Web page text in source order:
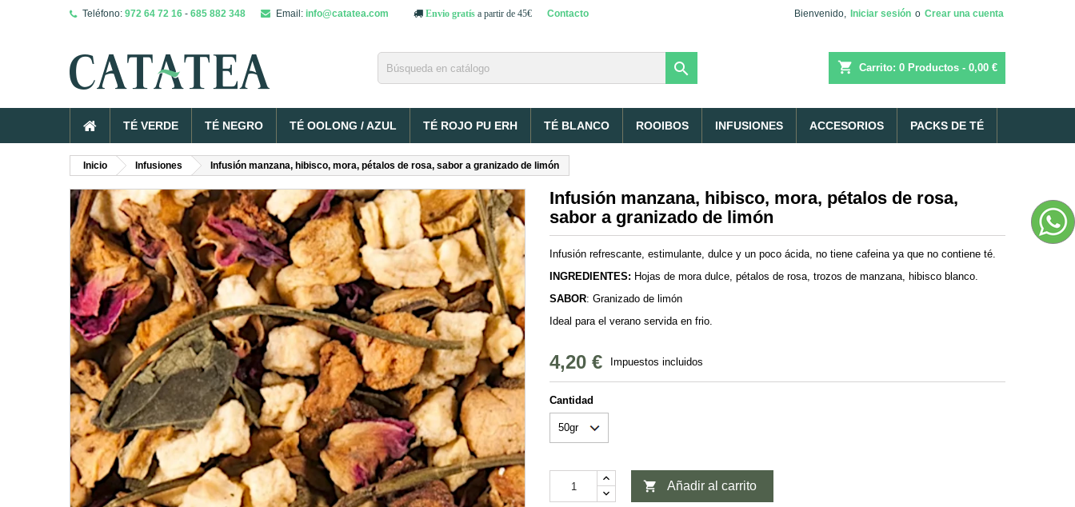
Teléfono: 972 64 72 16 - 685 882 348 Email: info@catatea.com Envio gratís a partir de 45€ Contacto Bienvenido, Iniciar sesión o Crear una cuenta
shopping_cart Carrito: 0 Productos - 0,00 €

TÉ VERDE TÉ NEGRO TÉ OOLONG / AZUL TÉ ROJO PU ERH TÉ BLANCO ROOIBOS INFUSIONES ACCESORIOS PACKS DE TÉ
Inicio Infusiones Infusión manzana, hibisco, mora, pétalos de rosa, sabor a granizado de limón
Infusión manzana, hibisco, mora, pétalos de rosa,
sabor a granizado de limón
Infusión refrescante, estimulante, dulce y un poco ácida, no tiene cafeina ya que no contiene té.
INGREDIENTES: Hojas de mora dulce, pétalos de rosa, trozos de manzana, hibisco blanco.
SABOR: Granizado de limón
Ideal para el verano servida en frio.
4,20 € Impuestos incluidos
Cantidad
 Añadir al carrito